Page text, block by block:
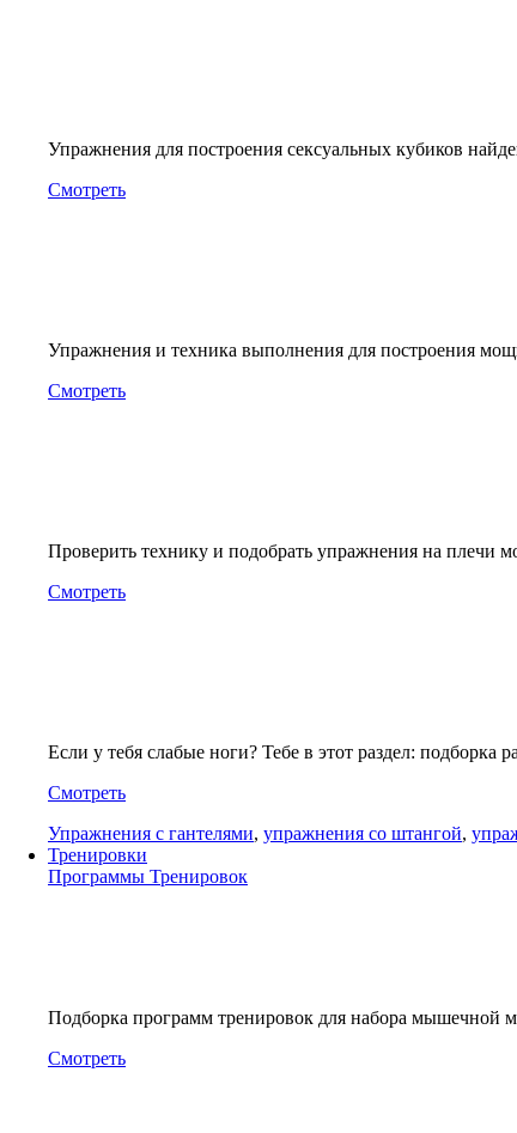
Упражнения для построения сексуальных кубиков
Смотреть
Упражнения и техника выполнения для построения
Смотреть
Проверить технику и подобрать упражнения на плечи
Смотреть
Если у тебя слабые ноги? Тебе в этот раздел: подборка
Смотреть
Упражнения с гантелями, упражнения со штангой,
Тренировки
Программы Тренировок
Подборка программ тренировок для набора мышечной
Смотреть